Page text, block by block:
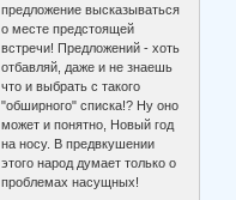
предложение высказываться
о месте предстоящей
встречи! Предложений - хоть
отбавляй, даже и не знаешь
что и выбрать с такого
"обширного" списка!? Ну оно
может и понятно, Новый год
на носу. В предвкушении
этого народ думает только о
проблемах насущных!